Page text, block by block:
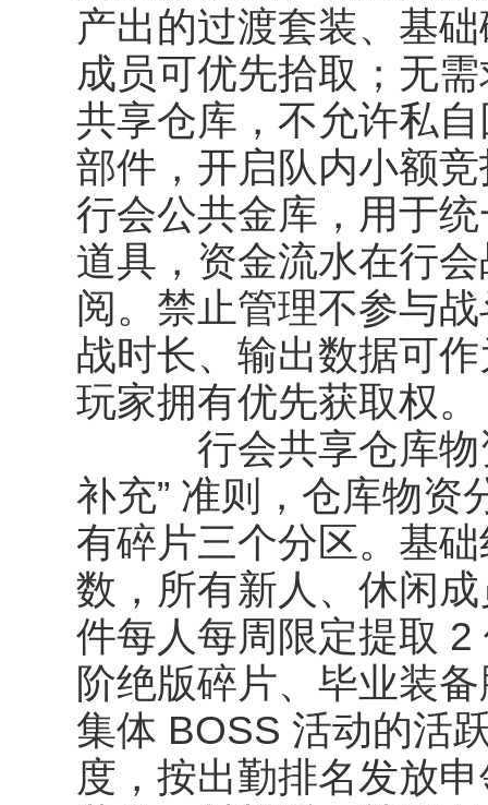
产出的过渡套装、基
成员可优先拾取；无
共享仓库，不允许私
部件，开启队内小额
行会公共金库，用于
道具，资金流水在行
阅。禁止管理不参与
战时长、输出数据可
玩家拥有优先获取权。
行会共享仓库物资
补充” 准则，仓库物资
有碎片三个分区。基
数，所有新人、休闲
件每人每周限定提取
阶绝版碎片、毕业装
集体 BOSS 活动的活
度，按出勤排名发放